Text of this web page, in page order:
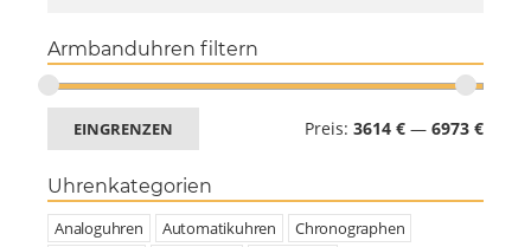
Armbanduhren filtern
EINGRENZEN Preis: 3614 € — 6973 €
Uhrenkategorien
Analoguhren Automatikuhren
Chronographen